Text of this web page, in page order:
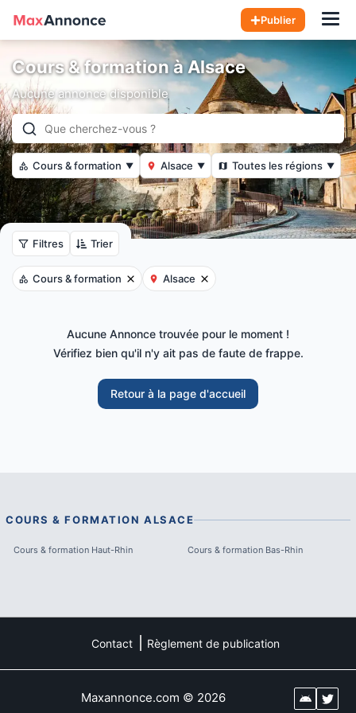
Publier
Cours & formation à Alsace
Aucune annonce disponible
Cours & formation ▼ Alsace ▼ Toutes les régions ▼
Filtres Trier
Cours & formation Alsace
Aucune Annonce trouvée pour le moment !
Vérifiez bien qu'il n'y ait pas de faute de frappe.
Retour à la page d'accueil
COURS & FORMATION ALSACE
Cours & formation Haut-Rhin Cours & formation Bas-Rhin
Contact Règlement de publication
Maxannonce.com © 2026